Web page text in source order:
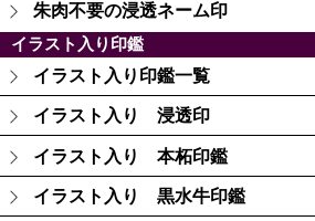
朱肉不要の浸透ネーム印
イラスト入り印鑑
イラスト入り印鑑一覧
イラスト入り 浸透印
イラスト入り 本柘印鑑
イラスト入り 黒水牛印鑑